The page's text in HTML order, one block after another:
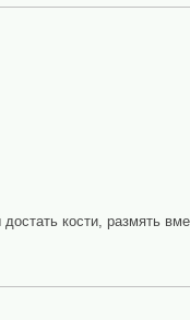
кости, размять